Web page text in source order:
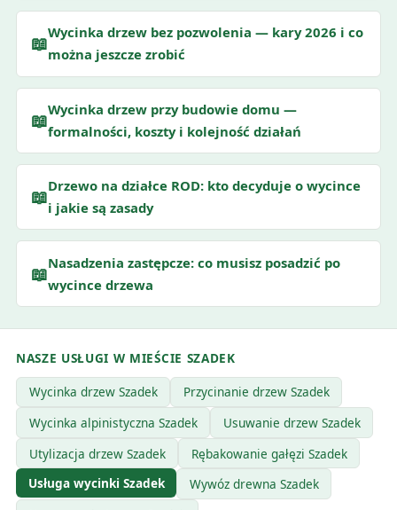
📖Wycinka drzew bez pozwolenia — kary 2026 i co
można jeszcze zrobić
📖Wycinka drzew przy budowie domu —
formalności, koszty i kolejność działań
📖Drzewo na działce ROD: kto decyduje o wycince
i jakie są zasady
📖Nasadzenia zastępcze: co musisz posadzić po
wycince drzewa
NASZE USŁUGI W MIEŚCIE SZADEK
Wycinka drzew Szadek
Przycinanie drzew Szadek
Wycinka alpinistyczna Szadek
Usuwanie drzew Szadek
Utylizacja drzew Szadek
Rębakowanie gałęzi Szadek
Usługa wycinki Szadek
Wywóz drewna Szadek